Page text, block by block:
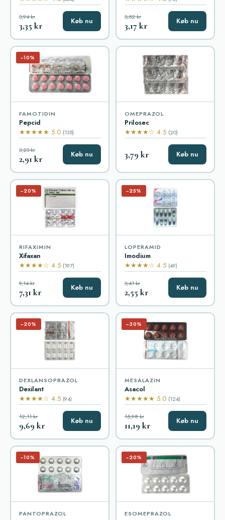
3,94 kr
3,35 kr Køb nu 3,52 kr
3,17 kr Køb nu
−10%
FAMOTIDIN
Pepcid
★★★★★ 5.0 (135)
3,23 kr
2,91 kr Køb nu
OMEPRAZOL
Prilosec
★★★★☆ 4.5 (20)
3,79 kr Køb nu
−20%
RIFAXIMIN
Xifaxan
★★★★☆ 4.5 (197)
9,14 kr
7,31 kr Køb nu
−25%
LOPERAMID
Imodium
★★★★☆ 4.5 (49)
3,41 kr
2,55 kr Køb nu
−20%
DEXLANSOPRAZOL
Dexilant
★★★★☆ 4.5 (94)
12,11 kr
9,69 kr Køb nu
−30%
MESALAZIN
Asacol
★★★★★ 5.0 (124)
15,98 kr
11,19 kr Køb nu
−10%
PANTOPRAZOL
−20%
ESOMEPRAZOL